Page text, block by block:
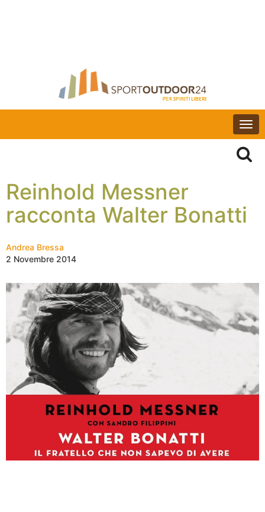
Reinhold Messner
racconta Walter Bonatti
Andrea Bressa
2 Novembre 2014